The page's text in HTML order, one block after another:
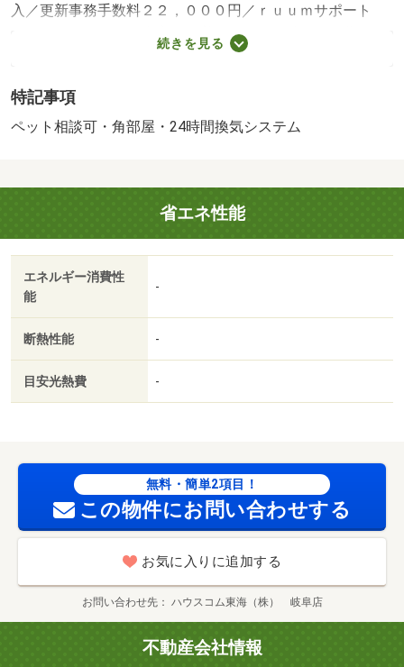
入／更新事務手数料２２，０００円／ｒｕｕｍサポート
（月額１９８０円、税込）が必要です。／鍵セット費３，
３００円 室内清掃費用 ８００００円・賃貸保証等：加
／月額保証委託料：賃料総額の２．５％）・収納はクロゼ
ット・シューズボックスなど豊富なので、広々と空間を利
す。・駐輪場：なし
続きを見る
特記事項
ペット相談可・角部屋・24時間換気システム
省エネ性能
エネルギー消費性
能
-
断熱性能 -
目安光熱費 -
無料・簡単2項目！
この物件にお問い合わせする
お気に入りに追加する
お問い合わせ先 ハウスコム東海（株） 岐阜店
不動産会社情報